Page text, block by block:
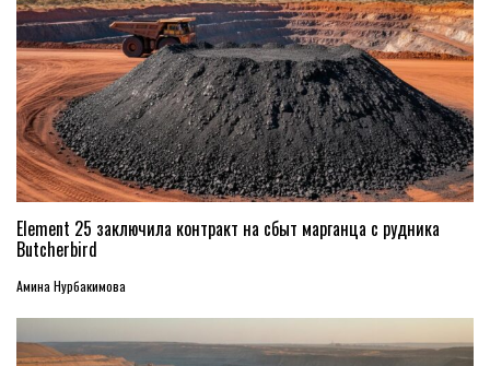
Element 25 заключила контракт на сбыт марганца с рудника
Butcherbird
Амина Нурбакимова